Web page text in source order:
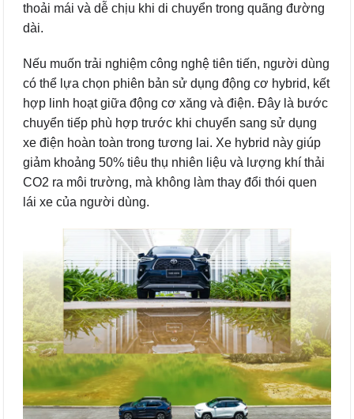
thoải mái và dễ chịu khi di chuyển trong quãng đường
dài.
Nếu muốn trải nghiệm công nghệ tiên tiến, người dùng
có thể lựa chọn phiên bản sử dụng động cơ hybrid, kết
hợp linh hoạt giữa động cơ xăng và điện. Đây là bước
chuyển tiếp phù hợp trước khi chuyển sang sử dụng
xe điện hoàn toàn trong tương lai. Xe hybrid này giúp
giảm khoảng 50% tiêu thụ nhiên liệu và lượng khí thải
CO2 ra môi trường, mà không làm thay đổi thói quen
lái xe của người dùng.